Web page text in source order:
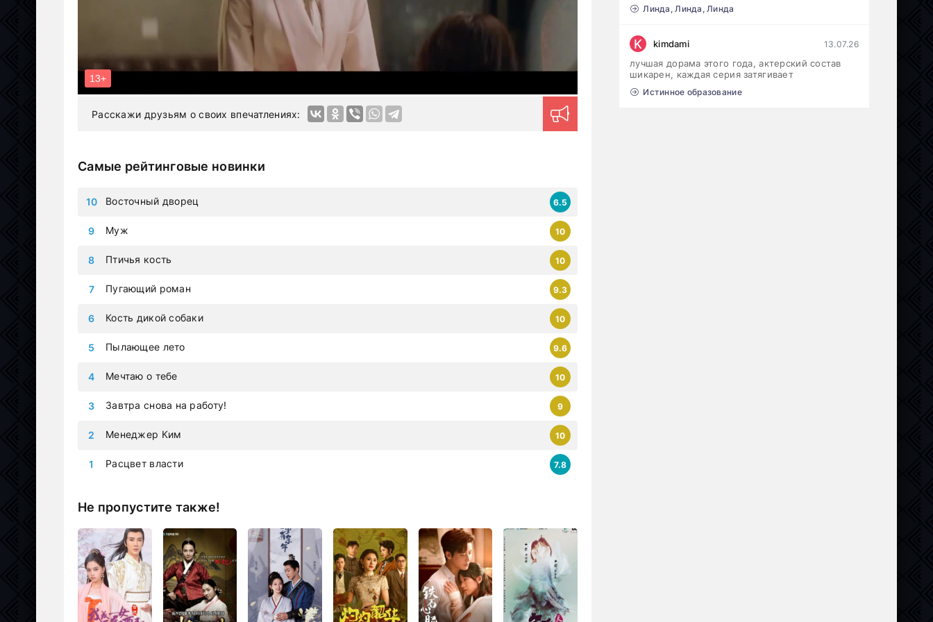
Расскажи друзьям о своих впечатлениях:
Самые рейтинговые новинки
Расцвет власти 7.8
Менеджер Ким 10
Завтра снова на работу! 9
Мечтаю о тебе 10
Пылающее лето 9.6
Кость дикой собаки 10
Пугающий роман 9.3
Птичья кость 10
Муж 10
Восточный дворец 6.5
Не пропустите также!
Линда, Линда, Линда
K kimdami 13.07.26
лучшая дорама этого года, актерский состав
шикарен, каждая серия затягивает
Истинное образование